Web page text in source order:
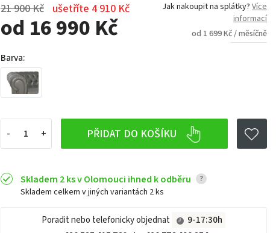
21 900 Kč ušetříte 4 910 Kč
od 16 990 Kč
Jak nakoupit na splátky? Více
informací
od 1 699 Kč / měsíčně
Barva:
PŘIDAT DO KOŠÍKU
Skladem 2 ks v Olomouci ihned k odběru ?
Skladem celkem v jiných variantách 2 ks
Poradit nebo telefonicky objednat
9-17:30h